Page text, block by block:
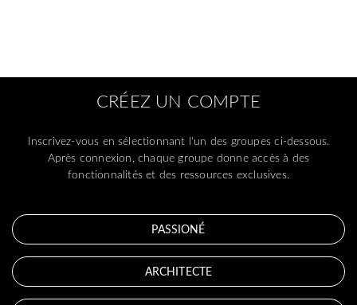
CRÉEZ UN COMPTE
Inscrivez-vous en sélectionnant l'un des groupes ci-dessous.
Après connexion, chaque groupe donne accès à des
fonctionnalités et des ressources exclusives.
PASSIONÉ
ARCHITECTE